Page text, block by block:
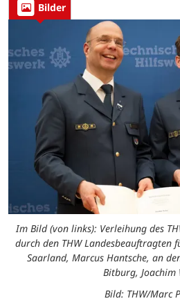
Bilder
Im Bild (von links): Verleihung des
durch den THW Landesbeauftragten
Saarland, Marcus Hantsche, an
Bitburg, Joachim
Bild: THW/Marc